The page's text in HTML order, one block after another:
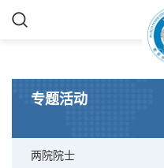
专题活动
两院院士